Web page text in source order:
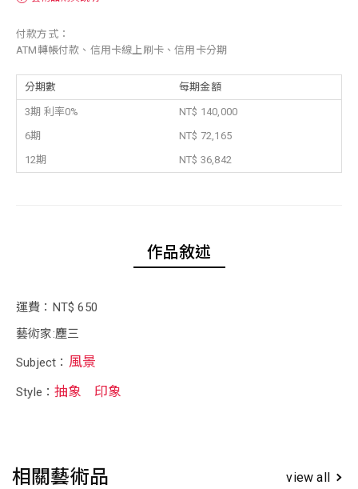
付款方式：
ATM轉帳付款、信用卡線上刷卡、信用卡分期
分期數 每期金額
3期 利率0%
NT$ 140,000
6期
NT$ 72,165
12期
NT$ 36,842
作品敘述
運費：NT$ 650
藝術家:塵三
Subject： 風景
Style：抽象 印象
相關藝術品 view all